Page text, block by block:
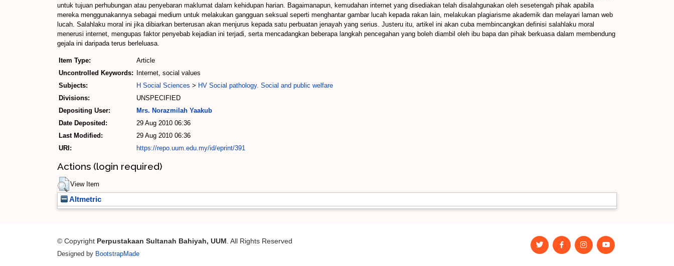
untuk tujuan perhubungan atau penyebaran maklumat dalam kehidupan harian. Bagaimanapun, kemudahan internet yang disediakan telah disalahgunakan oleh sesetengah pihak apabila
mereka menggunakannya sebagai medium untuk melakukan gangguan seksual seperti menghantar gambar lucah kepada rakan lain, melakukan plagiarisme akademik dan melayari laman web
lucah. Salahlaku moral ini jika dibiarkan berterusan akan menjurus kepada satu perbuatan jenayah yang serius. Justeru itu, artikel ini akan cuba membincangkan definisi salahlaku moral
menerusi internet, mengupas faktor penyebab kejadian ini terjadi, serta mencadangkan beberapa langkah pencegahan yang boleh diambil oleh ibu bapa dan pihak berkuasa dalam membendung
gejala ini daripada terus berleluasa.
Item Type:
Article
Uncontrolled Keywords:
Internet, social values
Subjects:
H Social Sciences > HV Social pathology. Social and public welfare
Divisions:
UNSPECIFIED
Depositing User:
Mrs. Norazmilah Yaakub
Date Deposited:
29 Aug 2010 06:36
Last Modified:
29 Aug 2010 06:36
URI:
https://repo.uum.edu.my/id/eprint/391
Actions (login required)
View Item
Altmetric
© Copyright Perpustakaan Sultanah Bahiyah, UUM . All Rights Reserved
Designed by BootstrapMade